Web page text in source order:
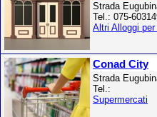
Strada
Tel.: 075-
Altri Alloggi
Conad City
Strada
Tel.:
Supermercati